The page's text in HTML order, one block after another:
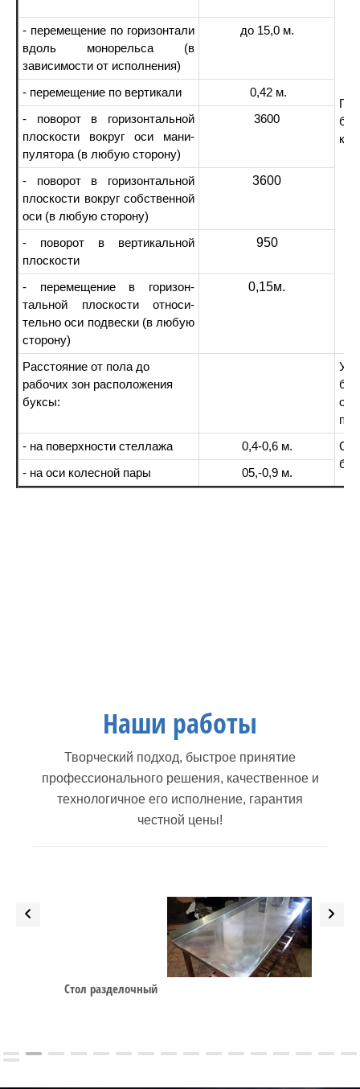
- перемещение по горизонтали
вдоль монорельса (в
зависимости от исполнения)
до 15,0 м.
- перемещение по вертикали 0,42 м.
- поворот в горизонтальной
плоскости вокруг оси мани-
пулятора (в любую сторону)
3600
- поворот в горизонтальной
плоскости вокруг собственной
оси (в любую сторону)
3600
- поворот в вертикальной
плоскости
950
- перемещение в горизон-
тальной плоскости относи-
тельно оси подвески (в любую
сторону)
0,15м.
Расстояние от пола до
рабочих зон расположения
буксы:
- на поверхности стеллажа 0,4-0,6 м.
- на оси колесной пары 05,-0,9 м.
Наши работы
Творческий подход, быстрое принятие
профессионального решения, качественное и
технологичное его исполнение, гарантия
честной цены!
Стол разделочный